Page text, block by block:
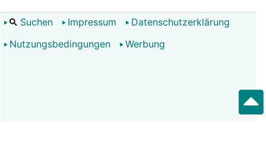
Suchen Impressum
Datenschutzerklärung
Nutzungsbedingungen
Werbung